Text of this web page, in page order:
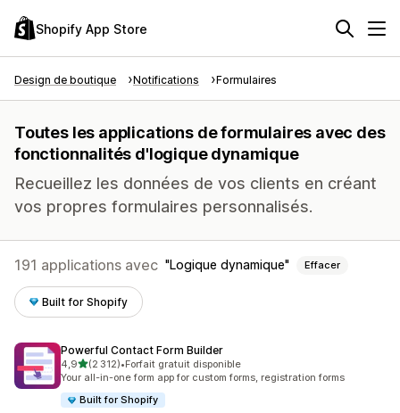
Shopify App Store
Design de boutique Notifications Formulaires
Toutes les applications de formulaires avec des
fonctionnalités d'logique dynamique
Recueillez les données de vos clients en créant
vos propres formulaires personnalisés.
191 applications avec Logique dynamique Effacer
Built for Shopify
Powerful Contact Form Builder
4,9étoile(s) sur 5
(2 312)
2312 avis au total
•Forfait gratuit disponible
Your all-in-one form app for custom forms, registration forms
Built for Shopify